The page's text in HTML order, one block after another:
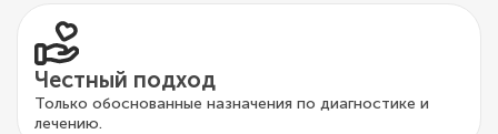
Честный подход
Только обоснованные назначения по диагностике и
лечению.